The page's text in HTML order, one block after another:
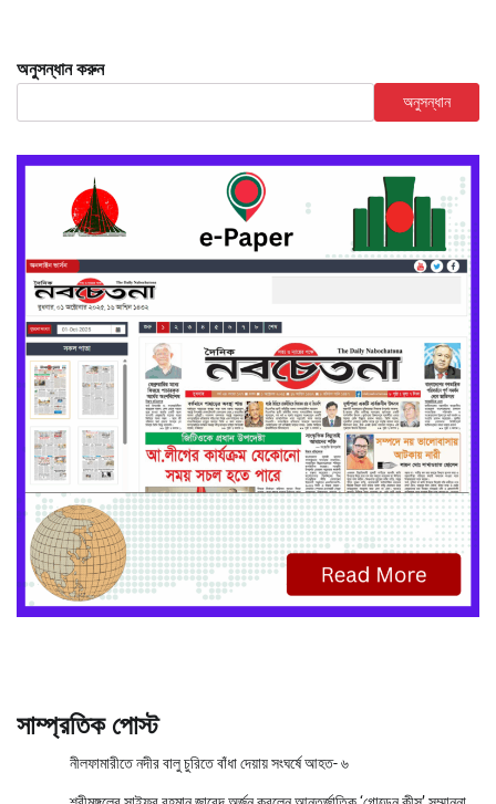
অনুসন্ধান করুন
অনুসন্ধান
সাম্প্রতিক পোস্ট
নীলফামারীতে নদীর বালু চুরিতে বাঁধা দেয়ায় সংঘর্ষে আহত- ৬